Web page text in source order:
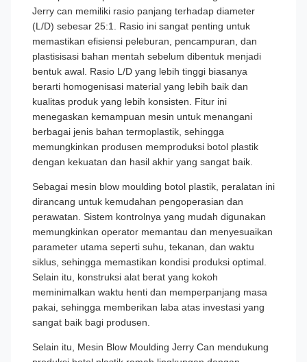
Jerry can memiliki rasio panjang terhadap diameter
(L/D) sebesar 25:1. Rasio ini sangat penting untuk
memastikan efisiensi peleburan, pencampuran, dan
plastisisasi bahan mentah sebelum dibentuk menjadi
bentuk awal. Rasio L/D yang lebih tinggi biasanya
berarti homogenisasi material yang lebih baik dan
kualitas produk yang lebih konsisten. Fitur ini
menegaskan kemampuan mesin untuk menangani
berbagai jenis bahan termoplastik, sehingga
memungkinkan produsen memproduksi botol plastik
dengan kekuatan dan hasil akhir yang sangat baik.
Sebagai mesin blow moulding botol plastik, peralatan ini
dirancang untuk kemudahan pengoperasian dan
perawatan. Sistem kontrolnya yang mudah digunakan
memungkinkan operator memantau dan menyesuaikan
parameter utama seperti suhu, tekanan, dan waktu
siklus, sehingga memastikan kondisi produksi optimal.
Selain itu, konstruksi alat berat yang kokoh
meminimalkan waktu henti dan memperpanjang masa
pakai, sehingga memberikan laba atas investasi yang
sangat baik bagi produsen.
Selain itu, Mesin Blow Moulding Jerry Can mendukung